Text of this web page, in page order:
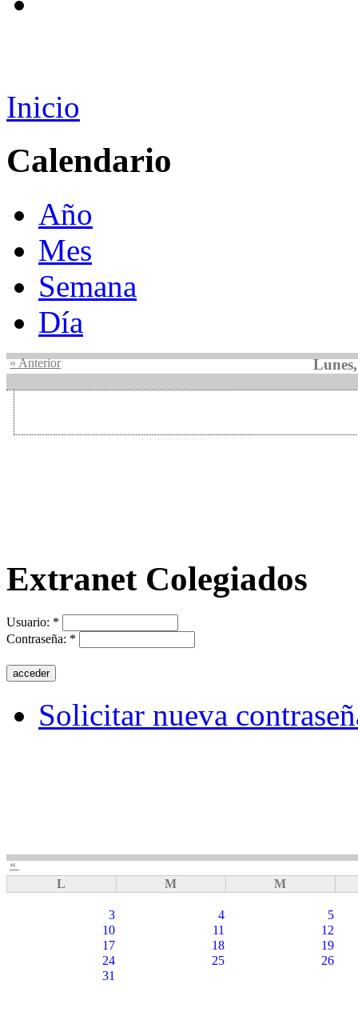
Inicio
Calendario
Año
Mes
Semana
Día
« Anterior
Extranet Colegiados
Usuario: *
Contraseña: *
Solicitar nueva
«
L
M M
3 4
5
10
11
12
17
18
19
24
25
26
31